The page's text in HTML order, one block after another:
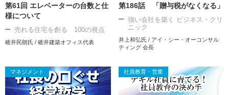
第61回 エレベーターの台数と仕
様について
売れる住宅を創る 100の視点
碓井民朗氏 / 碓井建築オフィス代表
第186話 「贈与税がなくなる」
強い会社を築く ビジネス・クリ
ニック
井上和弘氏 / アイ・シー・オーコンサル
ティング 会長
マネジメント 社員教育・営業